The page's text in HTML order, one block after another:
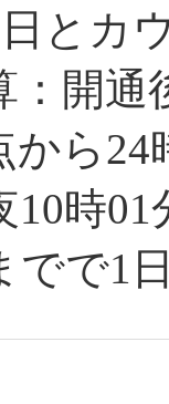
とカ
：開通
から24
10時
でで1